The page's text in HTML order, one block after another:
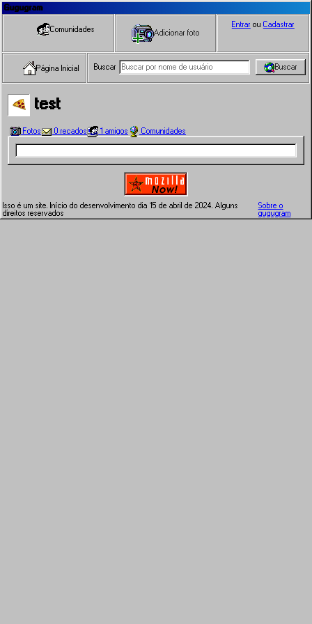
Gugugram
Página Inicial
Comunidades Adicionar foto
Buscar Buscar
Entrar ou Cadastrar
test
Fotos 0 recados 1 amigos Comunidades
Isso é um site. Início do desenvolvimento dia 15 de abril de 2024. Alguns
direitos reservados
Sobre o
gugugram